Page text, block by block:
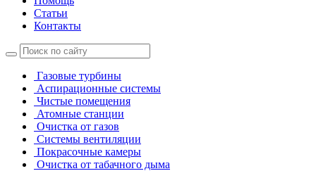
Статьи
Контакты
Газовые турбины
Аспирационные системы
Чистые помещения
Атомные станции
Очистка от газов
Системы вентиляции
Покрасочные камеры
Очистка от табачного дыма